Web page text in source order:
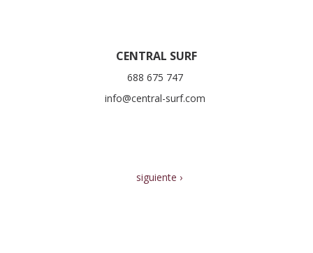
CENTRAL SURF
688 675 747
info@central-surf.com
siguiente ›